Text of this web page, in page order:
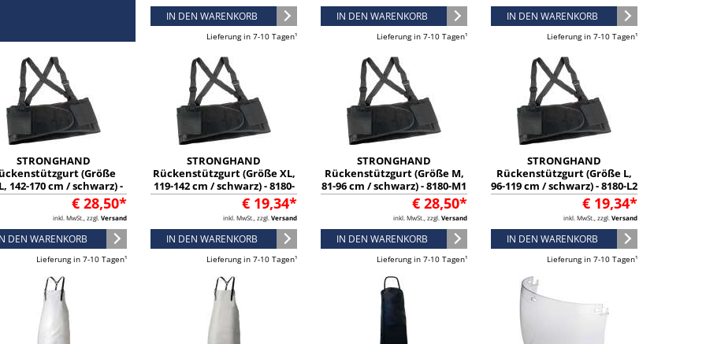
IN DEN WARENKORB
Lieferung in 7-10 Tagen¹
IN DEN WARENKORB
Lieferung in 7-10 Tagen¹
IN DEN WARENKORB
Lieferung in 7-10 Tagen¹
STRONGHAND
(Größe
142-170 cm / schwarz) -
8180-XXL4€ 28,50*
inkl. MwSt., zzgl. Versand
DEN WARENKORB
Lieferung in 7-10 Tagen¹
STRONGHAND
Rückenstützgurt (Größe XL,
119-142 cm / schwarz) - 8180-
XL3
€ 19,34*
inkl. MwSt., zzgl. Versand
IN DEN WARENKORB
Lieferung in 7-10 Tagen¹
STRONGHAND
Rückenstützgurt (Größe M,
81-96 cm / schwarz) - 8180-M1
€ 28,50*
inkl. MwSt., zzgl. Versand
IN DEN WARENKORB
Lieferung in 7-10 Tagen¹
STRONGHAND
Rückenstützgurt (Größe L,
96-119 cm / schwarz) - 8180-L2
€ 19,34*
inkl. MwSt., zzgl. Versand
IN DEN WARENKORB
Lieferung in 7-10 Tagen¹